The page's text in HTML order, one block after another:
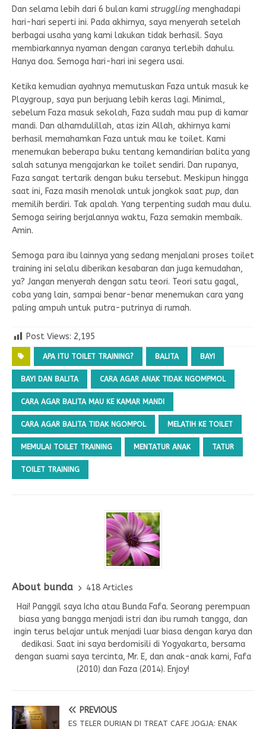
Dan selama lebih dari 6 bulan kami struggling menghadapi
hari-hari seperti ini. Pada akhirnya, saya menyerah setelah
berbagai usaha yang kami lakukan tidak berhasil. Saya
membiarkannya nyaman dengan caranya terlebih dahulu.
Hanya doa. Semoga hari-hari ini segera usai.
Ketika kemudian ayahnya memutuskan Faza untuk masuk ke
Playgroup, saya pun berjuang lebih keras lagi. Minimal,
sebelum Faza masuk sekolah, Faza sudah mau pup di kamar
mandi. Dan alhamdulillah, atas izin Allah, akhirnya kami
berhasil memahamkan Faza untuk mau ke toilet. Kami
menemukan beberapa buku tentang kemandirian balita yang
salah satunya mengajarkan ke toilet sendiri. Dan rupanya,
Faza sangat tertarik dengan buku tersebut. Meskipun hingga
saat ini, Faza masih menolak untuk jongkok saat pup, dan
memilih berdiri. Tak apalah. Yang terpenting sudah mau dulu.
Semoga seiring berjalannya waktu, Faza semakin membaik.
Amin.
Semoga para ibu lainnya yang sedang menjalani proses toilet
training ini selalu diberikan kesabaran dan juga kemudahan,
ya? Jangan menyerah dengan satu teori. Teori satu gagal,
coba yang lain, sampai benar-benar menemukan cara yang
paling ampuh untuk putra-putrinya di rumah.
Post Views: 2,195
APA ITU TOILET TRAINING? BALITA BAYI
BAYI DAN BALITA CARA AGAR ANAK TIDAK NGOMPMOL
CARA AGAR BALITA MAU KE KAMAR MANDI
CARA AGAR BALITA TIDAK NGOMPOL MELATIH KE TOILET
MEMULAI TOILET TRAINING MENTATUR ANAK TATUR
TOILET TRAINING
About bunda
418 Articles
Hai! Panggil saya Icha atau Bunda Fafa. Seorang perempuan
biasa yang bangga menjadi istri dan ibu rumah tangga, dan
ingin terus belajar untuk menjadi luar biasa dengan karya dan
dedikasi. Saat ini saya berdomisili di Yogyakarta, bersama
dengan suami saya tercinta, Mr. E, dan anak-anak kami, Fafa
(2010) dan Faza (2014). Enjoy!
PREVIOUS
ES TELER DURIAN DI TREAT CAFE JOGJA: ENAK